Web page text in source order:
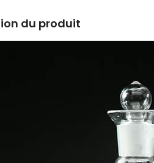
du produit